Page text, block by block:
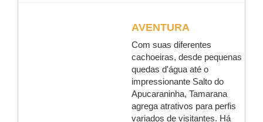
AVENTURA
Com suas diferentes
cachoeiras, desde pequenas
quedas d'água até o
impressionante Salto do
Apucaraninha, Tamarana
agrega atrativos para perfis
variados de visitantes. Há